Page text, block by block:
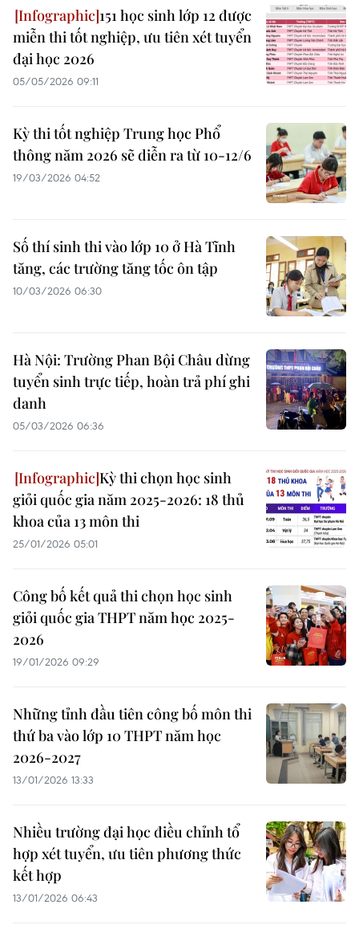
151 học sinh lớp 12 được
miễn thi tốt nghiệp, ưu tiên xét tuyển
đại học 2026
05/05/2026 09:11
Kỳ thi tốt nghiệp Trung học Phổ
thông năm 2026 sẽ diễn ra từ 10-12/6
19/03/2026 04:52
Số thí sinh thi vào lớp 10 ở Hà Tĩnh
tăng, các trường tăng tốc ôn tập
10/03/2026 06:30
Hà Nội: Trường Phan Bội Châu dừng
tuyển sinh trực tiếp, hoàn trả phí ghi
danh
05/03/2026 06:36
Kỳ thi chọn học sinh
giỏi quốc gia năm 2025-2026: 18 thủ
khoa của 13 môn thi
25/01/2026 05:01
Công bố kết quả thi chọn học sinh
giỏi quốc gia THPT năm học 2025-
2026
19/01/2026 09:29
Những tỉnh đầu tiên công bố môn thi
thứ ba vào lớp 10 THPT năm học
2026-2027
13/01/2026 13:33
Nhiều trường đại học điều chỉnh tổ
hợp xét tuyển, ưu tiên phương thức
kết hợp
13/01/2026 06:43